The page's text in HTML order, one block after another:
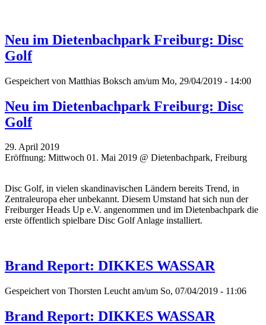
Neu im Dietenbachpark Freiburg: Disc
Golf
Gespeichert von Matthias Boksch am/um Mo, 29/04/2019 - 14:00
Neu im Dietenbachpark Freiburg: Disc
Golf
29. April 2019
Eröffnung: Mittwoch 01. Mai 2019 @ Dietenbachpark, Freiburg
Disc Golf, in vielen skandinavischen Ländern bereits Trend, in
Zentraleuropa eher unbekannt. Diesem Umstand hat sich nun der
Freiburger Heads Up e.V. angenommen und im Dietenbachpark die
erste öffentlich spielbare Disc Golf Anlage installiert.
Brand Report: DIKKES WASSAR
Gespeichert von Thorsten Leucht am/um So, 07/04/2019 - 11:06
Brand Report: DIKKES WASSAR